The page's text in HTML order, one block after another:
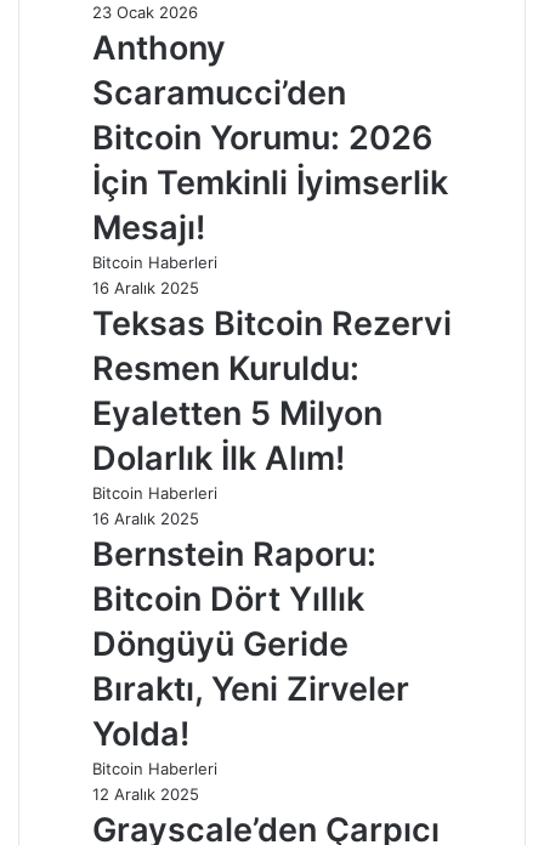
23 Ocak 2026
Anthony
Scaramucci’den
Bitcoin Yorumu: 2026
İçin Temkinli İyimserlik
Mesajı!
Bitcoin Haberleri
16 Aralık 2025
Teksas Bitcoin Rezervi
Resmen Kuruldu:
Eyaletten 5 Milyon
Dolarlık İlk Alım!
Bitcoin Haberleri
16 Aralık 2025
Bernstein Raporu:
Bitcoin Dört Yıllık
Döngüyü Geride
Bıraktı, Yeni Zirveler
Yolda!
Bitcoin Haberleri
12 Aralık 2025
Grayscale’den Çarpıcı